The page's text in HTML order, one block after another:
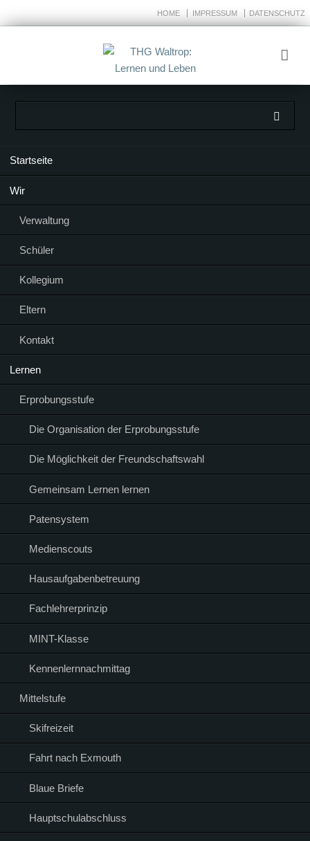
HOME IMPRESSUM DATENSCHUTZ
Startseite
Wir
Verwaltung
Schüler
Kollegium
Eltern
Kontakt
Lernen
Erprobungsstufe
Die Organisation der Erprobungsstufe
Die Möglichkeit der Freundschaftswahl
Gemeinsam Lernen lernen
Patensystem
Medienscouts
Hausaufgabenbetreuung
Fachlehrerprinzip
MINT-Klasse
Kennenlernnachmittag
Mittelstufe
Skifreizeit
Fahrt nach Exmouth
Blaue Briefe
Hauptschulabschluss